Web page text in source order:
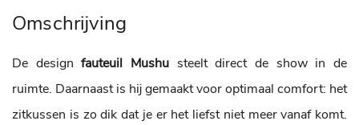
Omschrijving
De designfauteuil Mushu steelt direct de show in de
ruimte. Daarnaast is hij gemaakt voor optimaal comfort: het
zitkussen is zo dik dat je er het liefst niet meer vanaf komt.